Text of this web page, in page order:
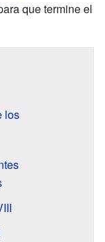
que termine el
los